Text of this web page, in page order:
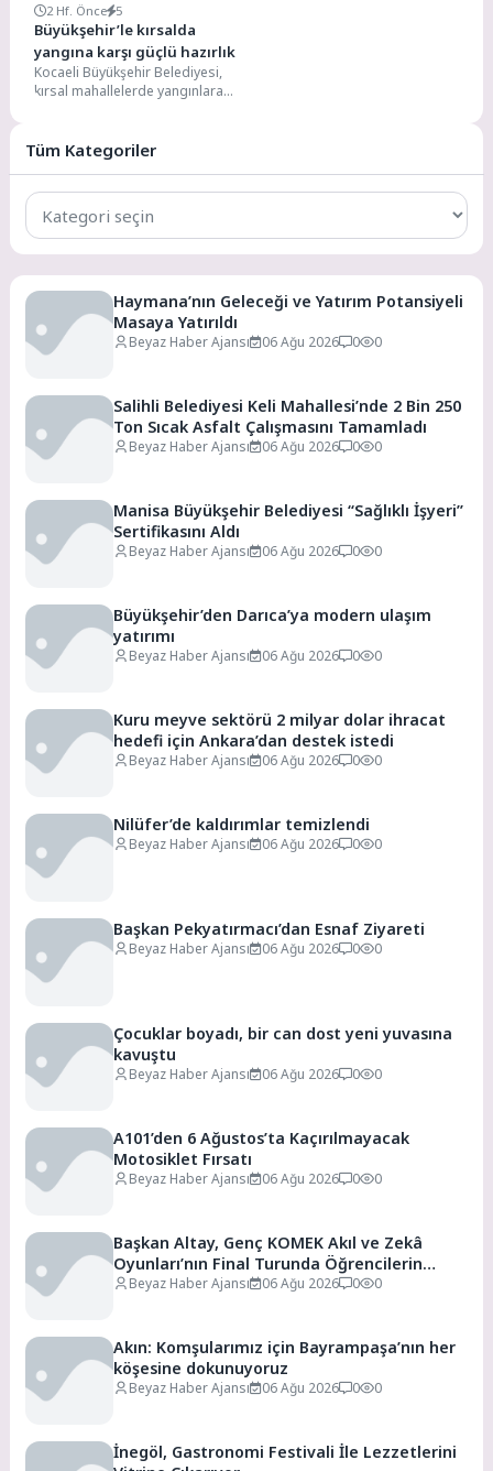
2 Hf. Önce 5
Büyükşehir’le kırsalda
yangına karşı güçlü hazırlık
Kocaeli Büyükşehir Belediyesi,
kırsal mahallelerde yangınlara
Tüm Kategoriler
Tüm
Kategoriler
Haymana’nın Geleceği ve Yatırım Potansiyeli
Masaya Yatırıldı
Beyaz Haber Ajansı 06 Ağu 2026 0 0
Salihli Belediyesi Keli Mahallesi’nde 2 Bin 250
Ton Sıcak Asfalt Çalışmasını Tamamladı
Beyaz Haber Ajansı 06 Ağu 2026 0 0
Manisa Büyükşehir Belediyesi “Sağlıklı İşyeri”
Sertifikasını Aldı
Beyaz Haber Ajansı 06 Ağu 2026 0 0
Büyükşehir’den Darıca’ya modern ulaşım
yatırımı
Beyaz Haber Ajansı 06 Ağu 2026 0 0
Kuru meyve sektörü 2 milyar dolar ihracat
hedefi için Ankara’dan destek istedi
Beyaz Haber Ajansı 06 Ağu 2026 0 0
Nilüfer’de kaldırımlar temizlendi
Beyaz Haber Ajansı 06 Ağu 2026 0 0
Başkan Pekyatırmacı’dan Esnaf Ziyareti
Beyaz Haber Ajansı 06 Ağu 2026 0 0
Çocuklar boyadı, bir can dost yeni yuvasına
kavuştu
Beyaz Haber Ajansı 06 Ağu 2026 0 0
A101’den 6 Ağustos’ta Kaçırılmayacak
Motosiklet Fırsatı
Beyaz Haber Ajansı 06 Ağu 2026 0 0
Başkan Altay, Genç KOMEK Akıl ve Zekâ
Oyunları’nın Final Turunda Öğrencilerin
Heyecanını Paylaştı
Beyaz Haber Ajansı 06 Ağu 2026 0 0
Akın: Komşularımız için Bayrampaşa’nın her
köşesine dokunuyoruz
Beyaz Haber Ajansı 06 Ağu 2026 0 0
İnegöl, Gastronomi Festivali İle Lezzetlerini